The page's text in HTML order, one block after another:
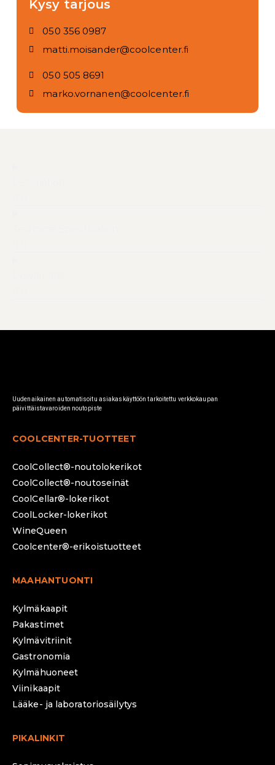
Kysy tarjous
050 356 0987
matti.moisander@coolcenter.fi
050 505 8691
marko.vornanen@coolcenter.fi
Uudenaikainen automatisoitu asiakaskäyttöön tarkoitettu verkkokaupan
päivittäistavaroiden noutopiste
COOLCENTER-TUOTTEET
CoolCollect®-noutolokerikot
CoolCollect®-noutoseinät
CoolCellar®-lokerikot
CoolLocker-lokerikot
WineQueen
Coolcenter®-erikoistuotteet
MAAHANTUONTI
Kylmäkaapit
Pakastimet
Kylmävitriinit
Gastronomia
Kylmähuoneet
Viinikaapit
Lääke- ja laboratoriosäilytys
PIKALINKIT